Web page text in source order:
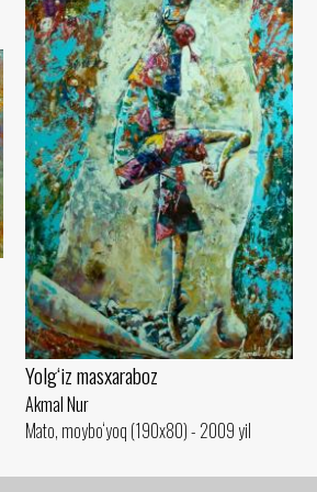
Yolg‘iz masxaraboz
Akmal Nur
Mato, moybo‘yoq (190x80) - 2009 yil